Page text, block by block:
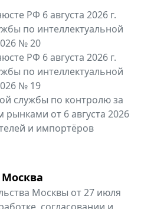
РФ 6 августа 2026 г.
по интеллектуальной
№ 20
РФ 6 августа 2026 г.
по интеллектуальной
№ 19
службы по контролю за
от 6 августа 2026
и импортёров
Москвы от 27 июля